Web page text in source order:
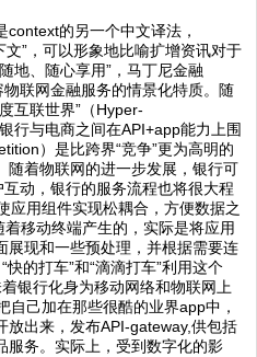
的另一个中文译法，
”，可以形象地比喻扩增资讯对于
地、随心享用”，马丁尼金融
物联网金融服务的情景化特质。随
互联世界”（Hyper-
行与电商之间在API+app能力上围
）是比跨界“竞争”更为高明的
随着物联网的进一步发展，银行可
动，银行的服务流程也将很大程
应用组件实现松耦合，方便数据之
移动终端产生的，实际是将应用
展现和一些预处理，并根据需要连
的打车”和“滴滴打车”利用这个
银行化身为移动网络和物联网上
自己加在那些很酷的业界app中，
放出来，发布API-gateway,供包括
服务。实际上，受到数字化的影